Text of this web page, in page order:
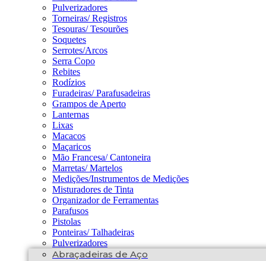
Pulverizadores
Torneiras/ Registros
Tesouras/ Tesourões
Soquetes
Serrotes/Arcos
Serra Copo
Rebites
Rodízios
Furadeiras/ Parafusadeiras
Grampos de Aperto
Lanternas
Lixas
Macacos
Maçaricos
Mão Francesa/ Cantoneira
Marretas/ Martelos
Medições/Instrumentos de Medições
Misturadores de Tinta
Organizador de Ferramentas
Parafusos
Pistolas
Ponteiras/ Talhadeiras
Pulverizadores
Abraçadeiras de Aço